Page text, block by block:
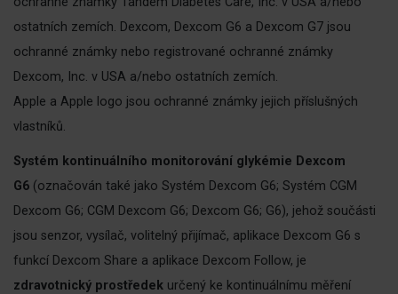
ostatních zemích. Dexcom, Dexcom G6 a Dexcom G7 jsou
ochranné známky nebo registrované ochranné známky
Dexcom, Inc. v USA a/nebo ostatních zemích.
Apple a Apple logo jsou ochranné známky jejich příslušných
vlastníků.
Systém kontinuálního monitorování glykémie Dexcom
G6 (označován také jako Systém Dexcom G6; Systém CGM
Dexcom G6; CGM Dexcom G6; Dexcom G6; G6), jehož součásti
jsou senzor, vysílač, volitelný přijímač, aplikace Dexcom G6 s
funkcí Dexcom Share a aplikace Dexcom Follow, je
zdravotnický prostředek určený ke kontinuálnímu měření